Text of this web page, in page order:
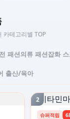
카테고리별 TOP
패션의류 패션잡화
출산/육아
2
슈퍼적립